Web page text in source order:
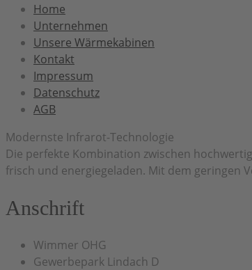
Home
Unternehmen
Unsere Wärmekabinen
Kontakt
Impressum
Datenschutz
AGB
Modernste Infrarot-Technologie
Die perfekte Kombination zwischen
frisch und energiegeladen. Mit dem geringen
Anschrift
Wimmer OHG
Gewerbepark Lindach D